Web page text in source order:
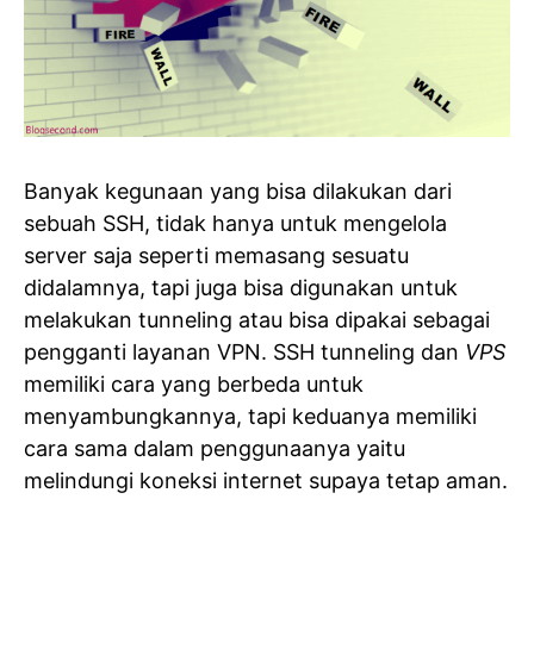
Banyak kegunaan yang bisa dilakukan dari
sebuah SSH, tidak hanya untuk mengelola
server saja seperti memasang sesuatu
didalamnya, tapi juga bisa digunakan untuk
melakukan tunneling atau bisa dipakai sebagai
pengganti layanan VPN. SSH tunneling dan VPS
memiliki cara yang berbeda untuk
menyambungkannya, tapi keduanya memiliki
cara sama dalam penggunaanya yaitu
melindungi koneksi internet supaya tetap aman.